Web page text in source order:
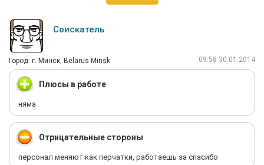
Соискатель
Город: г. Минск, Belarus Minsk 09:58 30.01.2014
Плюсы в работе
няма
Отрицательные стороны
персонал меняют как перчатки, работаешь за спасибо